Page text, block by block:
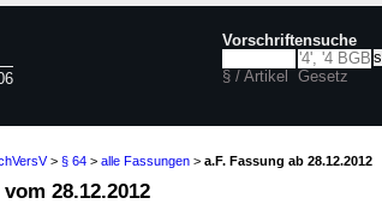
Vorschriftensuche
§ / Artikel Gesetz
> § 64 > alle Fassungen > a.F. Fassung ab 28.12.2012
vom 28.12.2012